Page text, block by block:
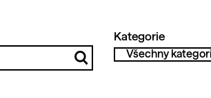
Kategorie